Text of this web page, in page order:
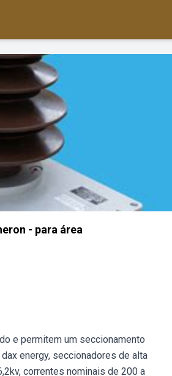
- para área
e permitem um seccionamento
energy, seccionadores de alta
correntes nominais de 200 a